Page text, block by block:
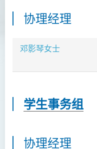
协理经理
邓影琴女士
学生事务组
协理经理